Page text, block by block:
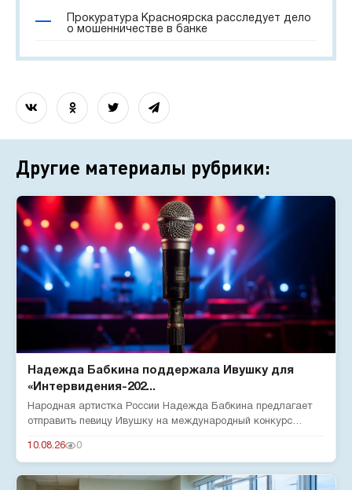
Прокуратура Красноярска расследует дело
о мошенничестве в банке
Другие материалы рубрики:
Надежда Бабкина поддержала Ивушку для
«Интервидения-202...
Народная артистка России Надежда Бабкина предлагает
отправить певицу Ивушку на международный конкурс
10.08.26 0